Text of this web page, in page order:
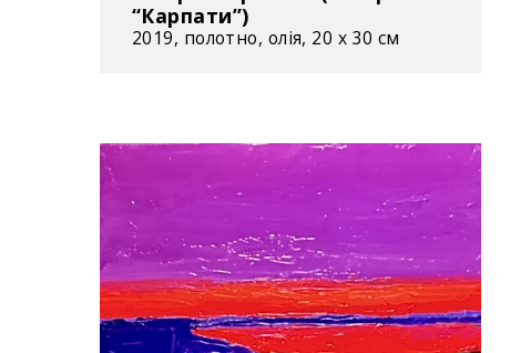
“Карпати”)
2019, полотно, олія, 20 х 30 см